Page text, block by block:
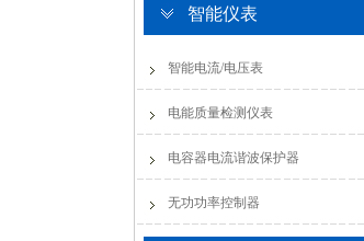
智能仪表
智能电流/电压表
电能质量检测仪表
电容器电流谐波保护器
无功功率控制器